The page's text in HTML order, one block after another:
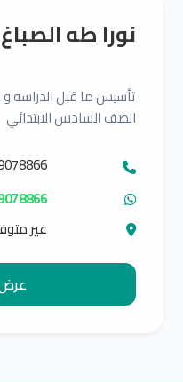
نورا طه الصباغ
تأسيس ما قبل الدراسه
الصف السادس الابتدائي
غير